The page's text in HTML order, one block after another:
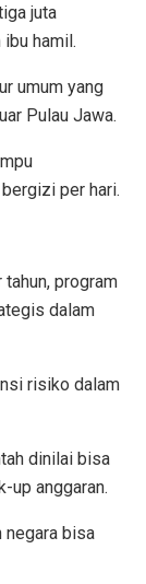
juta
hamil.
umum yang
Pulau Jawa.
per hari.
program
dalam
risiko dalam
dinilai bisa
up anggaran.
negara bisa